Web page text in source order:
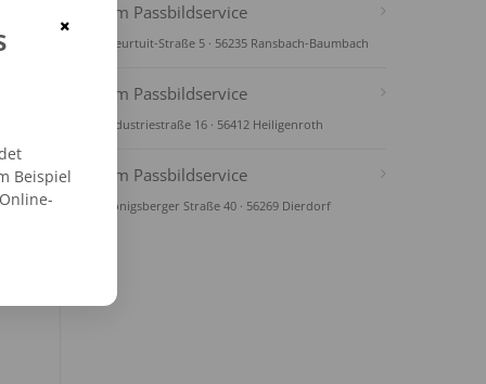
dm Passbildservice
Pleurtuit-Straße 5 · 56235 Ransbach-Baumbach
dm Passbildservice
Industriestraße 16 · 56412 Heiligenroth
dm Passbildservice
Königsberger Straße 40 · 56269 Dierdorf
×
Beispiel